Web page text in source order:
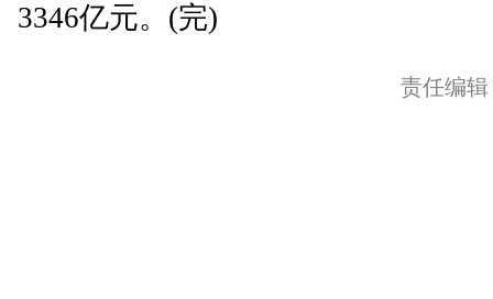
3346亿元。(完)
责任编